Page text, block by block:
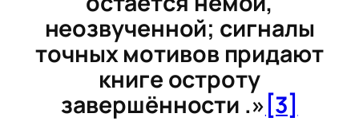
неозвученной; сигналы
точных мотивов придают
книге остроту
завершённости .» [3]